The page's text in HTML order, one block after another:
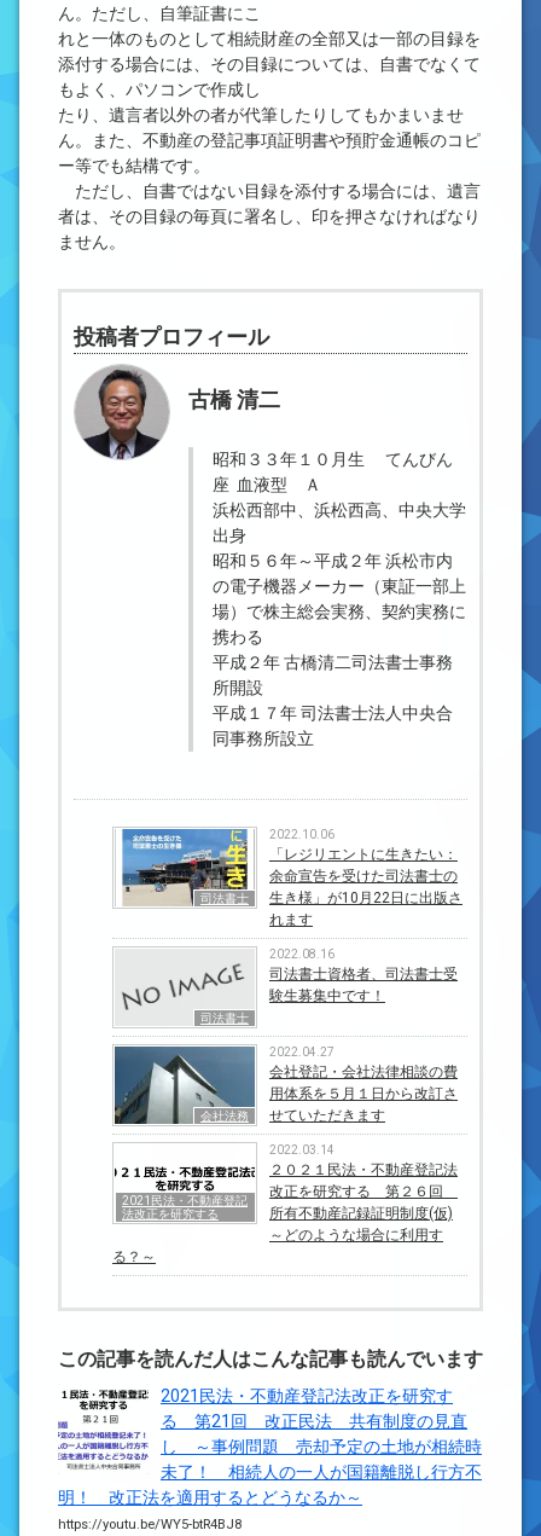
ん。ただし、自筆証書にこ
れと一体のものとして相続財産の全部又は一部の目録を
添付する場合には、その目録については、自書でなくて
もよく、パソコンで作成し
たり、遺言者以外の者が代筆したりしてもかまいませ
ん。また、不動産の登記事項証明書や預貯金通帳のコピ
ー等でも結構です。
ただし、自書ではない目録を添付する場合には、遺言
者は、その目録の毎頁に署名し、印を押さなければなり
ません。
投稿者プロフィール
古橋 清二
昭和３３年１０月生 てんびん
座 血液型 Ａ
浜松西部中、浜松西高、中央大学
出身
昭和５６年～平成２年 浜松市内
の電子機器メーカー（東証一部上
場）で株主総会実務、契約実務に
携わる
平成２年 古橋清二司法書士事務
所開設
平成１７年 司法書士法人中央合
同事務所設立
司法書士
2022.10.06
「レジリエントに生きたい：
余命宣告を受けた司法書士の
生き様」が10月22日に出版さ
れます
司法書士
2022.08.16
司法書士資格者、司法書士受
験生募集中です！
会社法務
2022.04.27
会社登記・会社法律相談の費
用体系を５月１日から改訂さ
せていただきます
2021民法・不動産登記
法改正を研究する
2022.03.14
２０２１民法・不動産登記法
改正を研究する 第２６回
所有不動産記録証明制度(仮)
～どのような場合に利用す
る？～
この記事を読んだ人はこんな記事も読んでいます
2021民法・不動産登記法改正を研究す
る 第21回 改正民法 共有制度の見直
し ～事例問題 売却予定の土地が相続時
未了！ 相続人の一人が国籍離脱し行方不
明！ 改正法を適用するとどうなるか～
https://youtu.be/WY5-btR4BJ8